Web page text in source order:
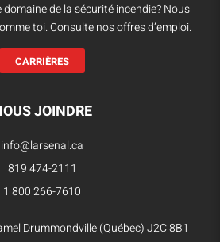
de la sécurité incendie? Nous
toi. Consulte nos offres d’emploi.
CARRIÈRES
JOINDRE
info@larsenal.ca
819 474-2111
1 800 266-7610
Drummondville (Québec) J2C 8B1